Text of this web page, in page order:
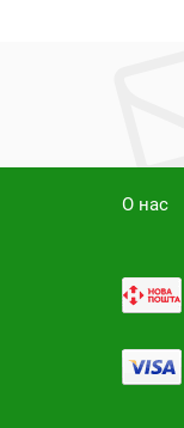
О нас